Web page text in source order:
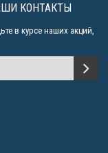
КОНТАКТЫ
в курсе наших акций,